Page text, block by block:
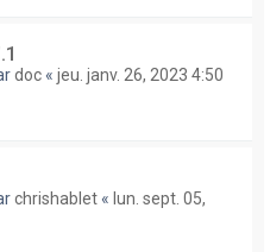
doc « jeu. janv. 26, 2023 4:50
chrishablet « lun. sept. 05,